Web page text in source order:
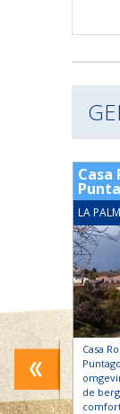
van La
Casa
LA
Casa
de